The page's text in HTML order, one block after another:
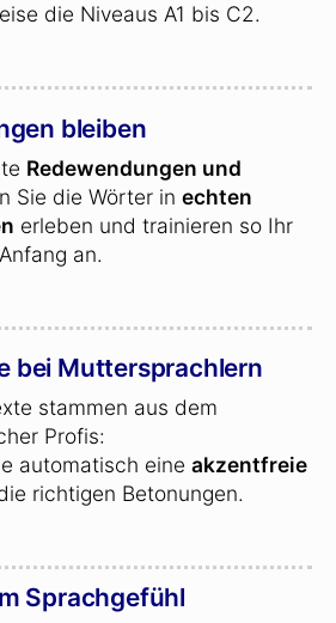
die Niveaus A1 bis C2.
bleiben
Redewendungen und
Sie die Wörter in echten
erleben und trainieren so Ihr
an.
bei Muttersprachlern
stammen aus dem
Profis:
automatisch eine akzentfreie
richtigen Betonungen.
Sprachgefühl